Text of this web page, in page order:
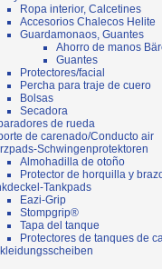
Ropa interior, Calcetines
Accesorios Chalecos Helite
Guardamonaos, Guantes
Ahorro de manos
Guantes
Protectores/facial
Percha para traje de cuero
Bolsas
Secadora
de rueda
de carenado/Conducto air
Schwingenprotektoren
Almohadilla de otoño
Protector de horquilla y
Tankpads
Eazi-Grip
Stompgrip®
Tapa del tanque
Protectores de tanques de